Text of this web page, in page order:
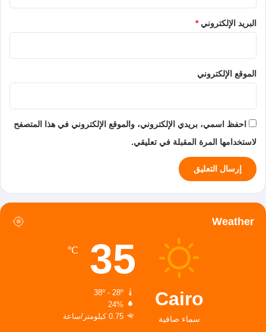
البريد الإلكتروني*
الموقع الإلكتروني
احفظ اسمي، بريدي الإلكتروني، والموقع الإلكتروني في هذا المتصفح
لاستخدامها المرة المقبلة في تعليقي.
Weather
Cairo
سماء صافية
35
℃
38º - 28º
24%
0.75 كيلومتر/ساعة